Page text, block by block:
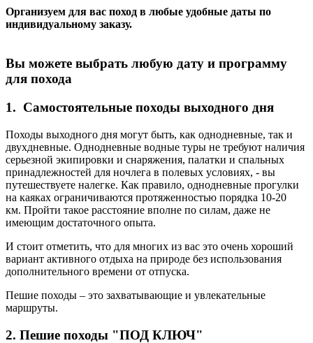
Организуем для вас поход в любые удобные даты по
индивидуальному заказу.
Вы можете выбрать любую дату и программу
для похода
1. Самостоятельные походы выходного дня
Походы выходного дня могут быть, как однодневные, так и
двухдневные. Однодневные водные туры не требуют наличия
серьезной экипировки и снаряжения, палатки и спальных
принадлежностей для ночлега в полевых условиях, - вы
путешествуете налегке. Как правило, однодневные прогулки
на каяках ограничиваются протяженностью порядка 10-20
км. Пройти такое расстояние вполне по силам, даже не
имеющим достаточного опыта.
И стоит отметить, что для многих из вас это очень хороший
вариант активного отдыха на природе без использования
дополнительного времени от отпуска.
Пешие походы – это захватывающие и увлекательные
маршруты.
2. Пешие походы "ПОД КЛЮЧ"